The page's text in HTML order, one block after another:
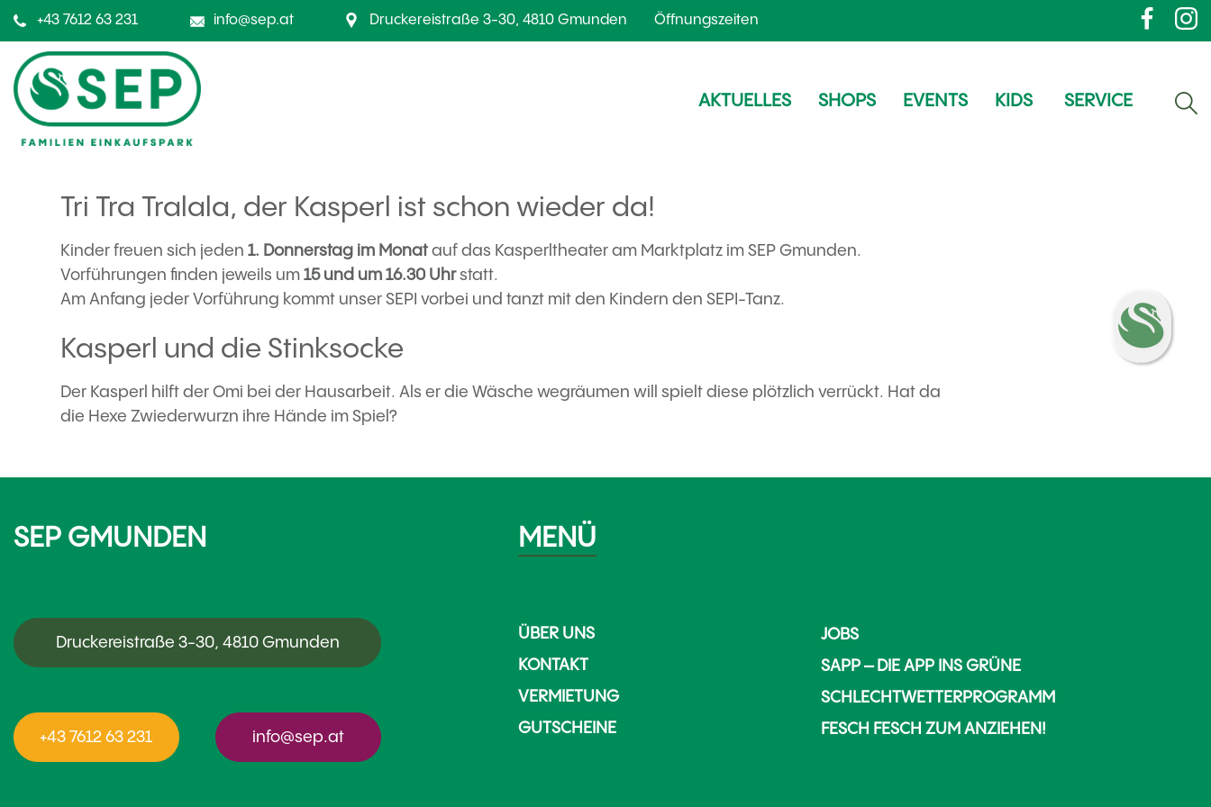
+43 7612 63 231 info@sep.at Druckereistraße 3-30, 4810 Gmunden Öffnungszeiten
AKTUELLES SHOPS EVENTS KIDS SERVICE
Tri Tra Tralala, der Kasperl ist schon wieder da!
Kinder freuen sich jeden 1. Donnerstag im Monat auf das Kasperltheater am Marktplatz im SEP Gmunden.
Vorführungen finden jeweils um 15 und um 16.30 Uhrstatt.
Am Anfang jeder Vorführung kommt unser SEPI vorbei und tanzt mit den Kindern den SEPI-Tanz.
Kasperl und die Stinksocke
Der Kasperl hilft der Omi bei der Hausarbeit. Als er die Wäsche wegräumen will spielt diese plötzlich verrückt. Hat da
die Hexe Zwiederwurzn ihre Hände im Spiel?
SEP GMUNDEN
Druckereistraße 3-30, 4810 Gmunden
+43 7612 63 231 info@sep.at
MENÜ
ÜBER UNS
KONTAKT
VERMIETUNG
GUTSCHEINE
JOBS
SAPP – DIE APP INS GRÜNE
SCHLECHTWETTERPROGRAMM
FESCH FESCH ZUM ANZIEHEN!